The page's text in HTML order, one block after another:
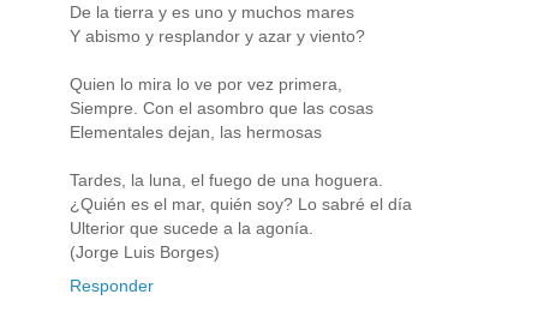
De la tierra y es uno y muchos mares
Y abismo y resplandor y azar y viento?
Quien lo mira lo ve por vez primera,
Siempre. Con el asombro que las cosas
Elementales dejan, las hermosas
Tardes, la luna, el fuego de una hoguera.
¿Quién es el mar, quién soy? Lo sabré el día
Ulterior que sucede a la agonía.
(Jorge Luis Borges)
Responder